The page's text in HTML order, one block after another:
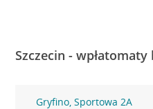
Szczecin -
Gryfino, Sportowa 2A